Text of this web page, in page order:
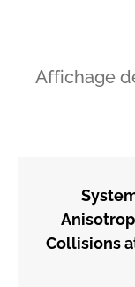
Affichage
Collisions